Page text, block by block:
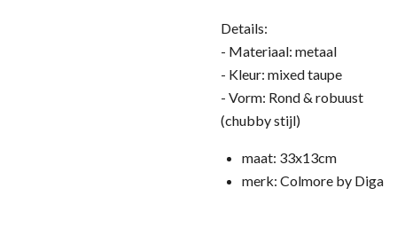
Details:
- Materiaal: metaal
- Kleur: mixed taupe
- Vorm: Rond & robuust
(chubby stijl)
maat: 33x13cm
merk: Colmore by Diga